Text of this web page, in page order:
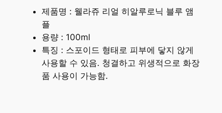
제품명 : 웰라쥬 리얼 히알루로닉 블루 앰
플
용량 : 100ml
특징 : 스포이드 형태로 피부에 닿지 않게
사용할 수 있음. 청결하고 위생적으로 화장
품 사용이 가능함.